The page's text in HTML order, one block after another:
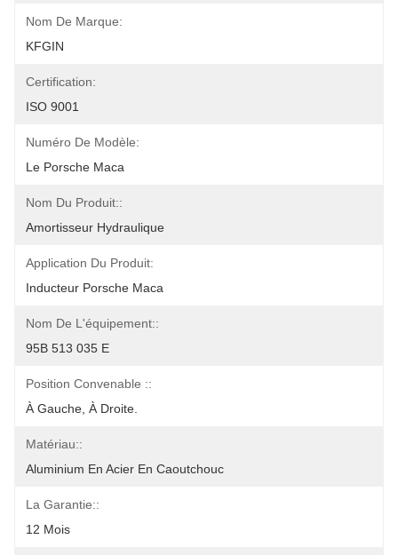
Nom De Marque:
KFGIN
Certification:
ISO 9001
Numéro De Modèle:
Le Porsche Maca
Nom Du Produit::
Amortisseur Hydraulique
Application Du Produit:
Inducteur Porsche Maca
Nom De L'équipement::
95B 513 035 E
Position Convenable ::
À Gauche, À Droite.
Matériau::
Aluminium En Acier En Caoutchouc
La Garantie::
12 Mois